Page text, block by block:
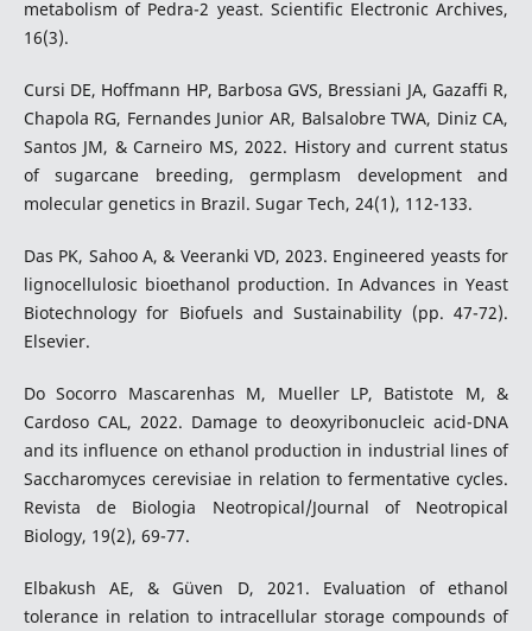
metabolism of Pedra-2 yeast. Scientific Electronic Archives,
16(3).
Cursi DE, Hoffmann HP, Barbosa GVS, Bressiani JA, Gazaffi R,
Chapola RG, Fernandes Junior AR, Balsalobre TWA, Diniz CA,
Santos JM, & Carneiro MS, 2022. History and current status
of sugarcane breeding, germplasm development and
molecular genetics in Brazil. Sugar Tech, 24(1), 112-133.
Das PK, Sahoo A, & Veeranki VD, 2023. Engineered yeasts for
lignocellulosic bioethanol production. In Advances in Yeast
Biotechnology for Biofuels and Sustainability (pp. 47-72).
Elsevier.
Do Socorro Mascarenhas M, Mueller LP, Batistote M, &
Cardoso CAL, 2022. Damage to deoxyribonucleic acid-DNA
and its influence on ethanol production in industrial lines of
Saccharomyces cerevisiae in relation to fermentative cycles.
Revista de Biologia Neotropical/Journal of Neotropical
Biology, 19(2), 69-77.
Elbakush AE, & Güven D, 2021. Evaluation of ethanol
tolerance in relation to intracellular storage compounds of